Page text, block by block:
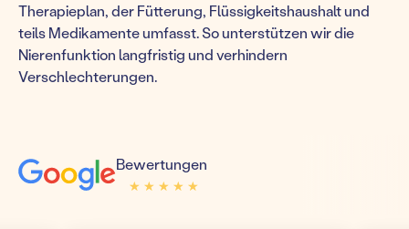
Therapieplan, der Fütterung, Flüssigkeitshaushalt und
teils Medikamente umfasst. So unterstützen wir die
Nierenfunktion langfristig und verhindern
Verschlechterungen.
Bewertungen
★ ★ ★ ★ ★
★ ★ ★ ★ ★